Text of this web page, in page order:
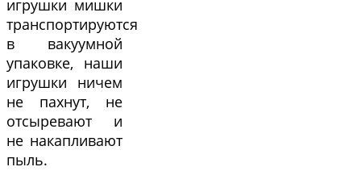
игрушки мишки
транспортируются
в вакуумной
упаковке, наши
игрушки ничем
не пахнут, не
отсыревают и
не накапливают
пыль.